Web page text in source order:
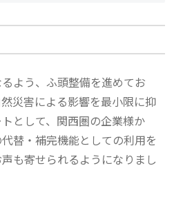
よう、ふ頭整備を進めてお
災害による影響を最小限に抑
として、関西圏の企業様か
替・補完機能としての利用を
も寄せられるようになりまし